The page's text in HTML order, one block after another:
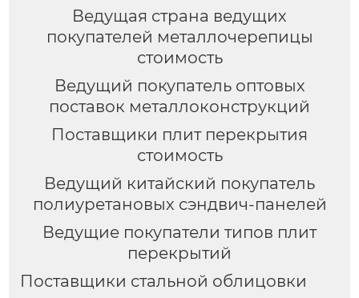
Ведущая страна ведущих
покупателей металлочерепицы
стоимость
Ведущий покупатель оптовых
поставок металлоконструкций
Поставщики плит перекрытия
стоимость
Ведущий китайский покупатель
полиуретановых сэндвич-панелей
Ведущие покупатели типов плит
перекрытий
Поставщики стальной облицовки